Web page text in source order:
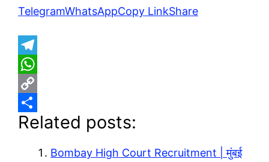
TelegramWhatsAppCopy LinkShare
T
e
e
W
h
a
C
o
S
Related posts:
Bombay High Court Recruitment | मुंबई